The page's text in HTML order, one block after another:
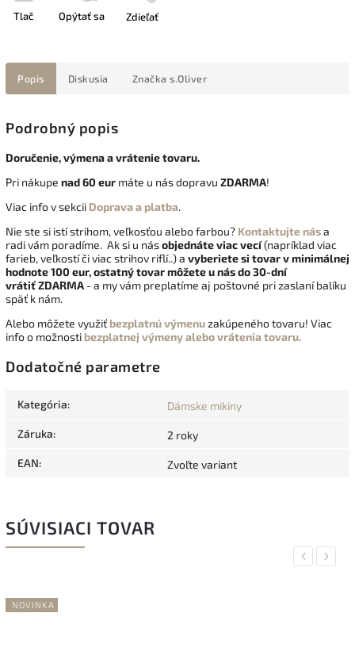
Tlač Opýtať sa Zdieľať
Popis Diskusia Značka s.Oliver
Podrobný popis
Doručenie, výmena a vrátenie tovaru.
Pri nákupe nad 60 eur máte u nás dopravu ZDARMA!
Viac info v sekcii Doprava a platba.
Nie ste si istí strihom, veľkosťou alebo farbou? Kontaktujte nása
radi vám poradíme. Ak si u násobjednáte viac vecí(napríklad viac
farieb, veľkostí či viac strihov riflí..) a vyberiete si tovar v minimálnej
hodnote 100 eur, ostatný tovar môžete u nás do 30-dní
vrátiťZDARMA - a my vám preplatíme aj poštovné pri zaslaní balíku
späť k nám.
Alebo môžete využiť bezplatnú výmenuzakúpeného tovaru! Viac
info o možnosti bezplatnej výmeny alebo vrátenia tovaru.
Dodatočné parametre
Kategória: Dámske mikiny
Záruka: 2 roky
EAN: Zvoľte variant
SÚVISIACI TOVAR
Previous
NOVINKA
Next